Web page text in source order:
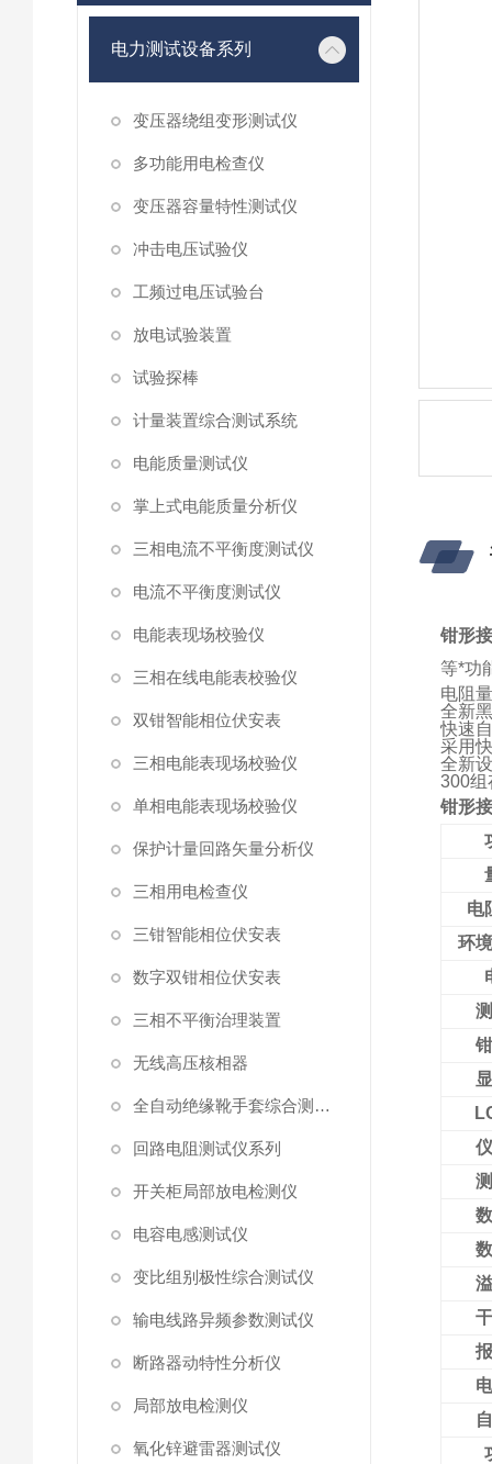
电力测试设备系列
变压器绕组变形测试仪
多功能用电检查仪
变压器容量特性测试仪
冲击电压试验仪
工频过电压试验台
放电试验装置
试验探棒
计量装置综合测试系统
电能质量测试仪
掌上式电能质量分析仪
三相电流不平衡度测试仪
电流不平衡度测试仪
电能表现场校验仪
三相在线电能表校验仪
双钳智能相位伏安表
三相电能表现场校验仪
单相电能表现场校验仪
保护计量回路矢量分析仪
三相用电检查仪
三钳智能相位伏安表
数字双钳相位伏安表
三相不平衡治理装置
无线高压核相器
全自动绝缘靴手套综合测试仪
回路电阻测试仪系列
开关柜局部放电检测仪
电容电感测试仪
变比组别极性综合测试仪
输电线路异频参数测试仪
断路器动特性分析仪
局部放电检测仪
氧化锌避雷器测试仪
钳形
等*功
电阻
全新
快速
采用
全新
300组
钳形
电
环